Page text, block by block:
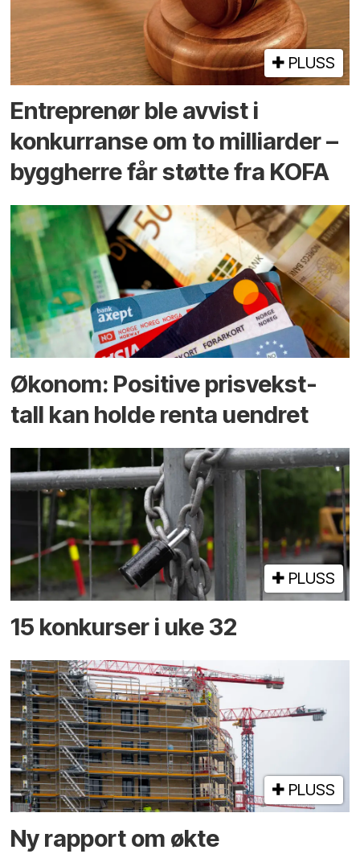
PLUSS
Entreprenør ble avvist i
konkurranse om to milliarder –
byggherre får støtte fra KOFA
Økonom: Positive prisvekst-
tall kan holde renta uendret
PLUSS
15 konkurser i uke 32
PLUSS
Ny rapport om økte